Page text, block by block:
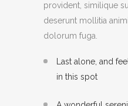
provident, similique
deserunt mollitia
dolorum fuga.
Last alone, and
in this spot